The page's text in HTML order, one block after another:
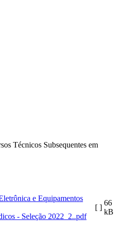
Técnicos Subsequentes em
- Seleção 2022_2..pdf
[ ]
66
kB